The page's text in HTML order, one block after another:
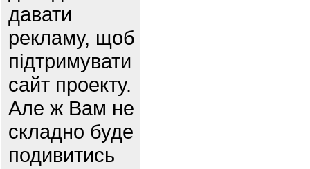
давати
рекламу, щоб
підтримувати
сайт проекту.
Але ж Вам не
складно буде
подивитись